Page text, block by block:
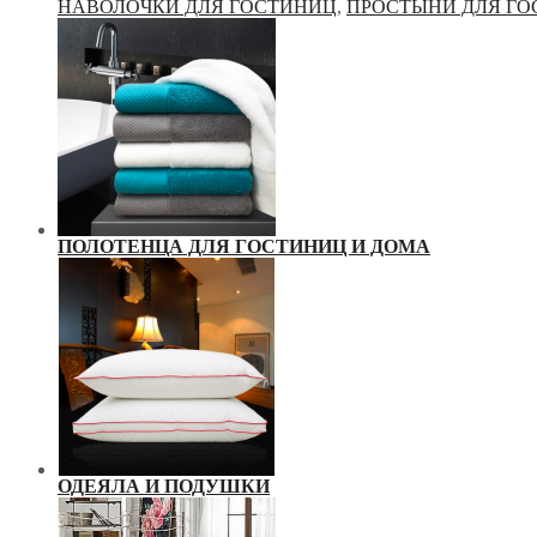
НАВОЛОЧКИ ДЛЯ ГОСТИНИЦ, ПРОСТЫНИ ДЛЯ
ПОЛОТЕНЦА ДЛЯ ГОСТИНИЦ И ДОМА
ОДЕЯЛА И ПОДУШКИ